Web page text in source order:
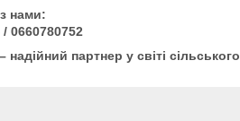
нами:
0660780752
партнер у світі